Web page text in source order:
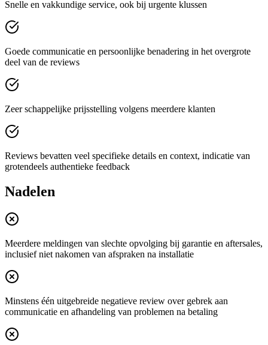
Snelle en vakkundige service, ook bij urgente klussen
Goede communicatie en persoonlijke benadering in het overgrote
deel van de reviews
Zeer schappelijke prijsstelling volgens meerdere klanten
Reviews bevatten veel specifieke details en context, indicatie van
grotendeels authentieke feedback
Nadelen
Meerdere meldingen van slechte opvolging bij garantie en aftersales,
inclusief niet nakomen van afspraken na installatie
Minstens één uitgebreide negatieve review over gebrek aan
communicatie en afhandeling van problemen na betaling